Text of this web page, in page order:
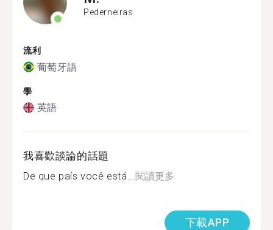
Pederneiras
流利
葡萄牙語
學
英語
我喜歡談論的話題
De que país você está...閱讀更多
下載APP